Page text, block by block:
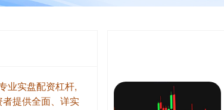
业实盘配资杠杆,
提供全面、详实